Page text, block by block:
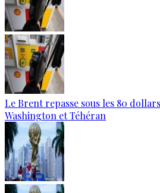
Le Brent repasse sous les 80
Washington et Téhéran